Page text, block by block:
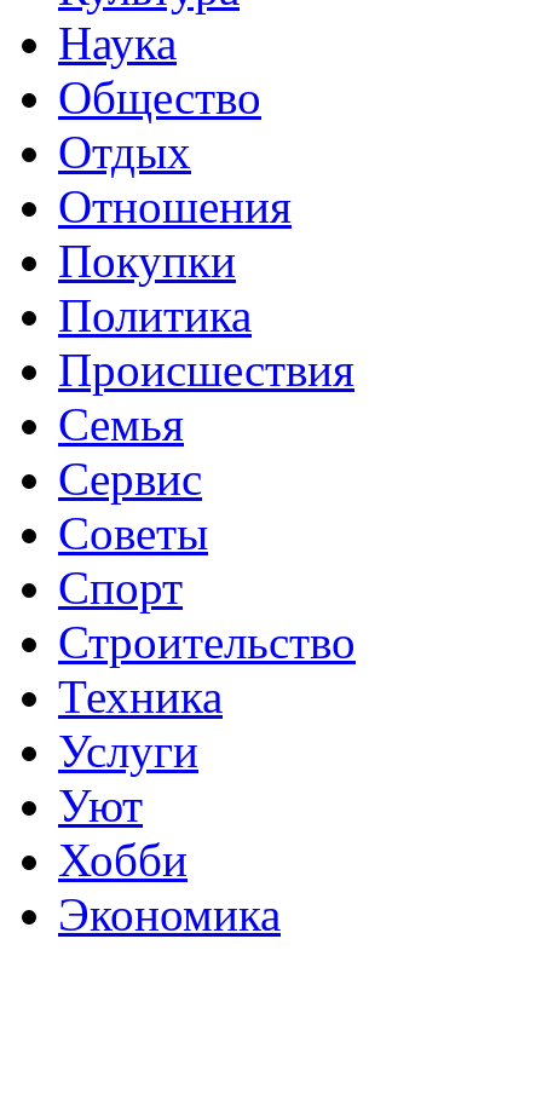
Наука
Общество
Отдых
Отношения
Покупки
Политика
Происшествия
Семья
Сервис
Советы
Спорт
Строительство
Техника
Услуги
Уют
Хобби
Экономика